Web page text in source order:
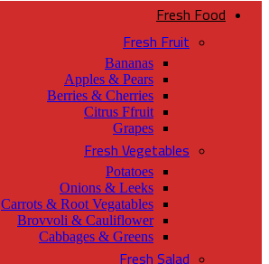
Fresh Food
Fresh Fruit
Bananas
Apples & Pears
Berries & Cherries
Citrus Ffruit
Grapes
Fresh Vegetables
Potatoes
Onions & Leeks
Carrots & Root Vegatables
Brovvoli & Cauliflower
Cabbages & Greens
Fresh Salad